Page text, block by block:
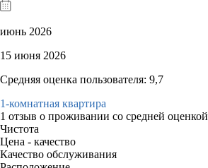
июнь 2026
15 июня 2026
Средняя оценка пользователя: 9,7
1-комнатная квартира
1 отзыв о проживании со средней оценкой
Чистота
Цена - качество
Качество обслуживания